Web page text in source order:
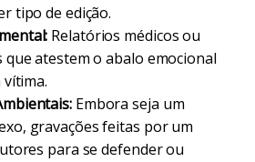
tipo de edição.
Relatórios médicos ou
que atestem o abalo emocional
Embora seja um
gravações feitas por um
para se defender ou